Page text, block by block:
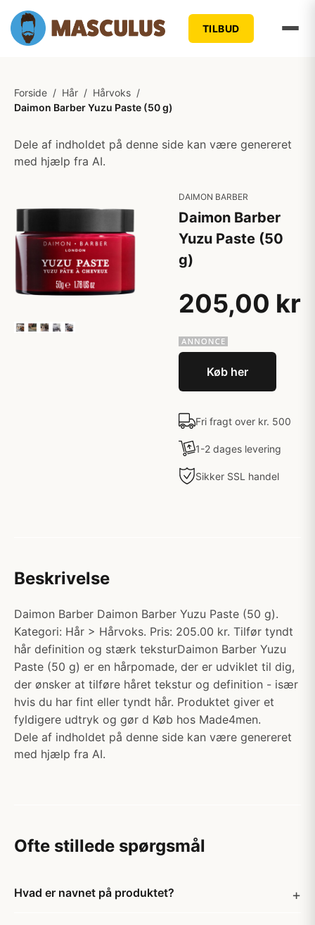
TILBUD
Forside / Hår / Hårvoks /
Daimon Barber Yuzu Paste (50 g)
Dele af indholdet på denne side kan være genereret
med hjælp fra AI.
DAIMON BARBER
Daimon Barber
Yuzu Paste (50
g)
205,00 kr
Køb her
Fri fragt over kr. 500
1-2 dages levering
Sikker SSL handel
Beskrivelse
Daimon Barber Daimon Barber Yuzu Paste (50 g).
Kategori: Hår > Hårvoks. Pris: 205.00 kr. Tilfør tyndt
hår definition og stærk teksturDaimon Barber Yuzu
Paste (50 g) er en hårpomade, der er udviklet til dig,
der ønsker at tilføre håret tekstur og definition - især
hvis du har fint eller tyndt hår. Produktet giver et
fyldigere udtryk og gør d Køb hos Made4men.
Dele af indholdet på denne side kan være genereret
med hjælp fra AI.
Ofte stillede spørgsmål
Hvad er navnet på produktet?